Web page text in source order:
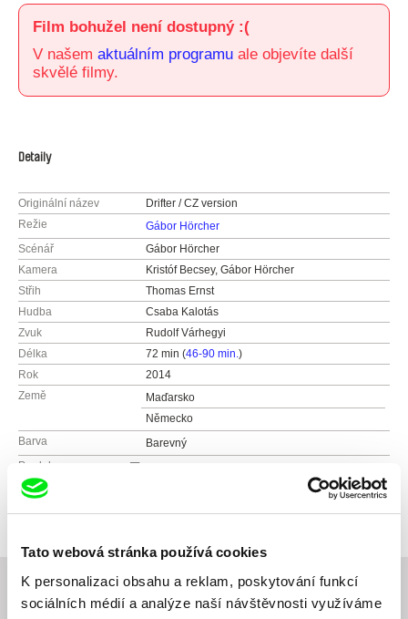
Tato webová stránka používá cookies
K personalizaci obsahu a reklam, poskytování funkcí
sociálních médií a analýze naší návštěvnosti využíváme
Film bohužel není dostupný :(
V našem aktuálním programu ale objevíte další
skvělé filmy.
Detaily
Originální název
Drifter / CZ version
Režie
Gábor Hörcher
Scénář
Gábor Hörcher
Kamera
Kristóf Becsey, Gábor Hörcher
Střih
Thomas Ernst
Hudba
Csaba Kalotás
Zvuk
Rudolf Várhegyi
Délka
72 min (46-90 min.)
Rok
2014
Země
Maďarsko
Německo
Barva
Barevný
Produkce
e-mail:info@kraatsfilm.com
Ocenění
IDFA Award for the Best First Appearance
Filmfestival 2015
Special Mention of the Jury - goEast Film